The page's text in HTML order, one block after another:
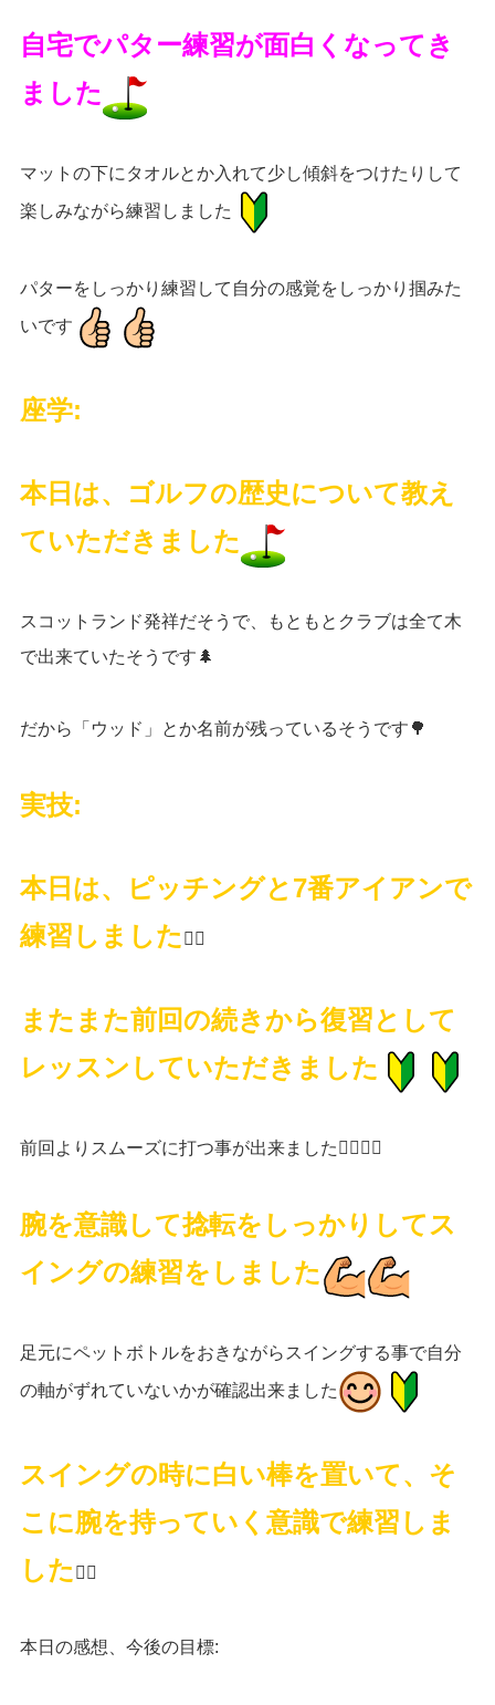
自宅でパター練習が面白くなってき
ました
マットの下にタオルとか入れて少し傾斜をつけたりして
楽しみながら練習しました
パターをしっかり練習して自分の感覚をしっかり掴みた
いです
座学:
本日は、ゴルフの歴史について教え
ていただきました
スコットランド発祥だそうで、もともとクラブは全て木
で出来ていたそうです 🌲
だから「ウッド」とか名前が残っているそうです 🌳
実技:
本日は、ピッチングと 7番アイアンで
練習しました 🏌️‍♀️
またまた前回の続きから復習として
レッスンしていただきました
前回よりスムーズに打つ事が出来ました 🏌️‍♀️🏌️‍♀️
腕を意識して捻転をしっかりしてス
イングの練習をしました
足元にペットボトルをおきながらスイングする事で自分
の軸がずれていないかが確認出来ました
スイングの時に白い棒を置いて、そ
こに腕を持っていく意識で練習しま
した 🏌️‍♀️
本日の感想、今後の目標: